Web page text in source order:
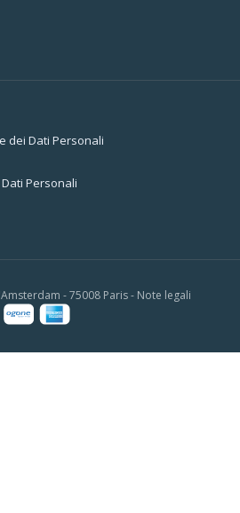
dei Dati Personali
Personali
- 75008 Paris - Note legali